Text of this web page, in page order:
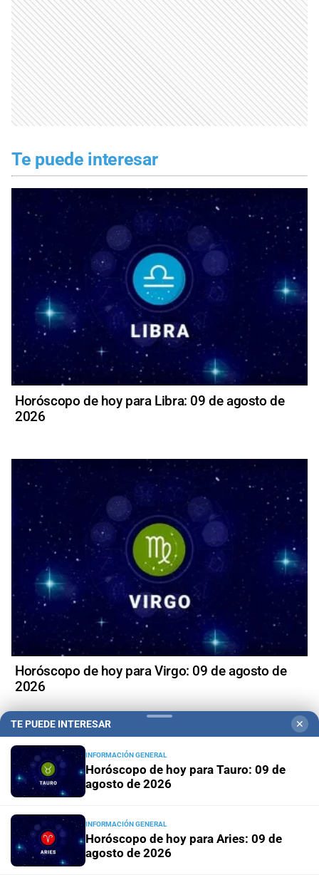
Te puede interesar
Horóscopo de hoy para Libra: 09 de agosto de
2026
Horóscopo de hoy para Virgo: 09 de agosto de
2026
+Política
TE PUEDE INTERESAR ✕
INFORMACIÓN GENERAL
Horóscopo de hoy para Tauro: 09 de
agosto de 2026
INFORMACIÓN GENERAL
Horóscopo de hoy para Aries: 09 de
agosto de 2026